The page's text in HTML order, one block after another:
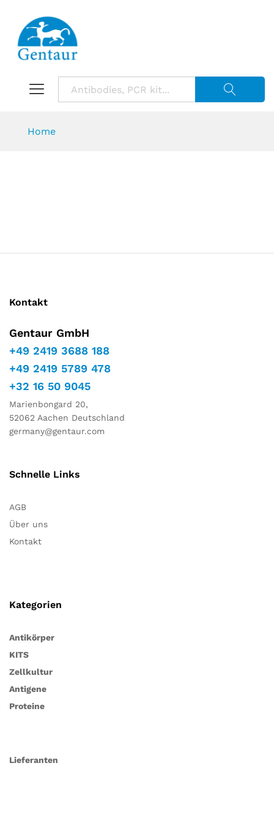
Home
Kontakt
Gentaur GmbH
+49 2419 3688 188
+49 2419 5789 478
+32 16 50 9045
Marienbongard 20,
52062 Aachen Deutschland
germany@gentaur.com
Schnelle Links
AGB
Über uns
Kontakt
Kategorien
Antikörper
KITS
Zellkultur
Antigene
Proteine
Lieferanten